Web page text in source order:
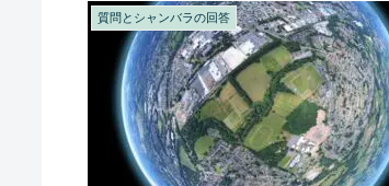
質問とシャンバラの回答